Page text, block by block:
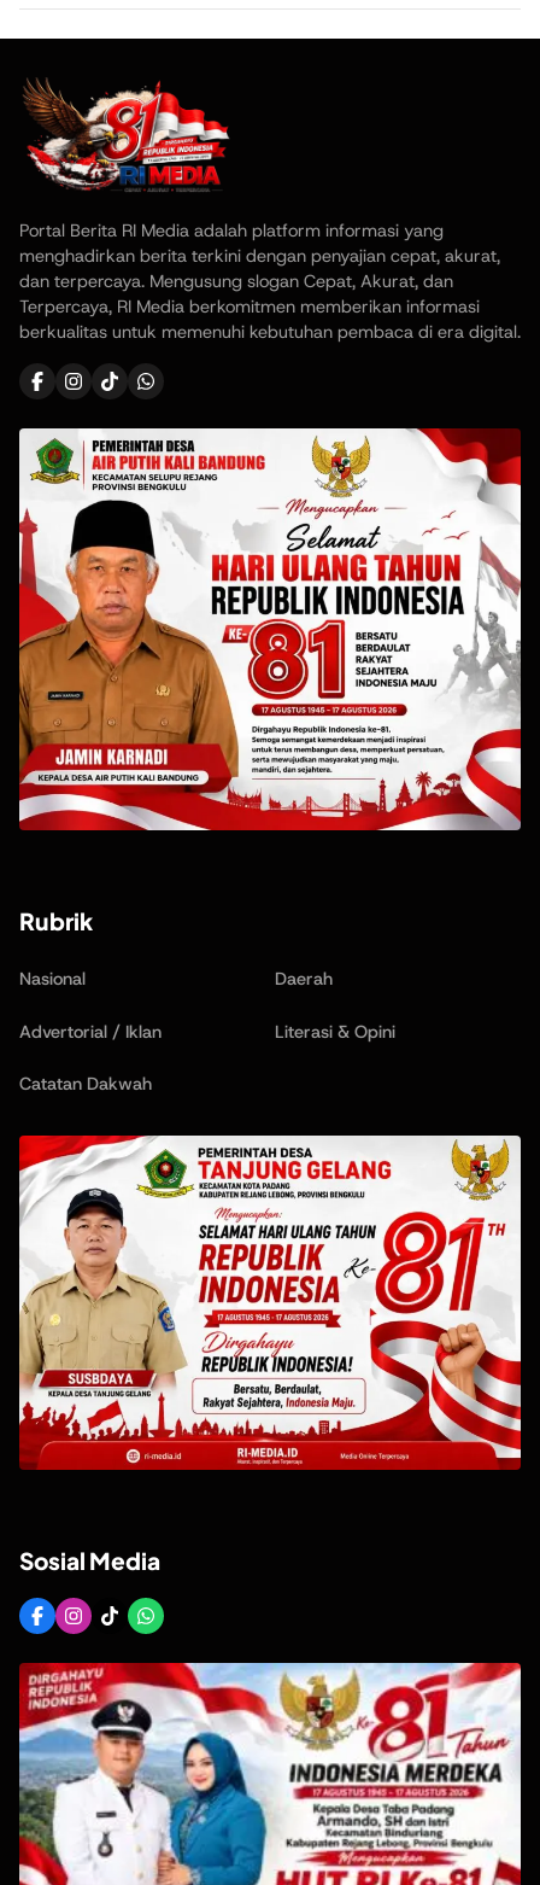
Portal Berita RI Media adalah platform informasi yang
menghadirkan berita terkini dengan penyajian cepat, akurat,
dan terpercaya. Mengusung slogan Cepat, Akurat, dan
Terpercaya, RI Media berkomitmen memberikan informasi
berkualitas untuk memenuhi kebutuhan pembaca di era digital.
Rubrik
Nasional Daerah
Advertorial / Iklan Literasi & Opini
Catatan Dakwah
Sosial Media